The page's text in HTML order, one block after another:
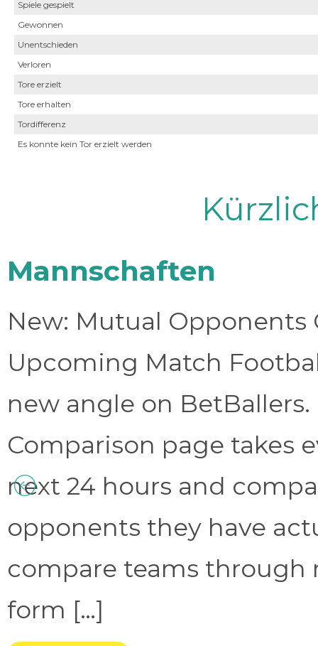
Spiele gespielt
Gewonnen
Unentschieden
Verloren
Tore erzielt
Tore erhalten
Tordifferenz
Es konnte kein Tor erzielt werden
Mannschaften
New: Mutual Opponents
Upcoming Match
new angle on
Comparison page takes
next 24 hours and
opponents they have
compare teams through
form […]